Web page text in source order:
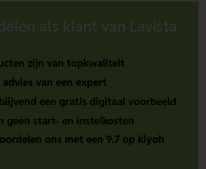
als klant van Lavista
zijn van topkwaliteit
van een expert
een gratis digitaal voorbeeld
geen start- en instelkosten
ons met een 9.7 op kiyoh